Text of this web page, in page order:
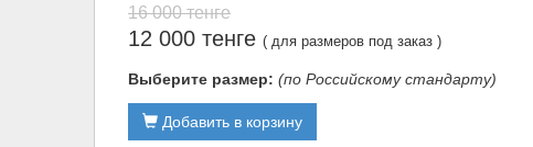
16 000 тенге
12 000 тенге ( для размеров под заказ )
Выберите размер: (по Российскому стандарту)
Добавить в корзину